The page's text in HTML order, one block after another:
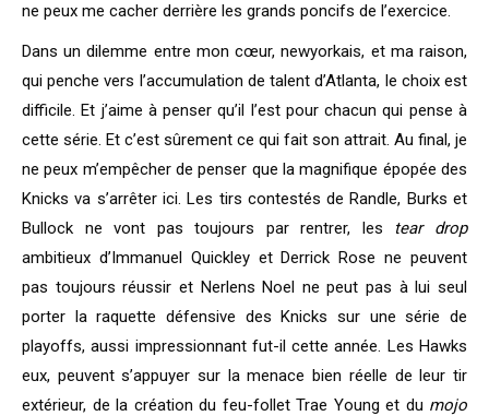
ne peux me cacher derrière les grands poncifs de l’exercice.
Dans un dilemme entre mon cœur, newyorkais, et ma raison,
qui penche vers l’accumulation de talent d’Atlanta, le choix est
difficile. Et j’aime à penser qu’il l’est pour chacun qui pense à
cette série. Et c’est sûrement ce qui fait son attrait. Au final, je
ne peux m’empêcher de penser que la magnifique épopée des
Knicks va s’arrêter ici. Les tirs contestés de Randle, Burks et
Bullock ne vont pas toujours par rentrer, les tear drop
ambitieux d’Immanuel Quickley et Derrick Rose ne peuvent
pas toujours réussir et Nerlens Noel ne peut pas à lui seul
porter la raquette défensive des Knicks sur une série de
playoffs, aussi impressionnant fut-il cette année. Les Hawks
eux, peuvent s’appuyer sur la menace bien réelle de leur tir
extérieur, de la création du feu-follet Trae Young et du mojo